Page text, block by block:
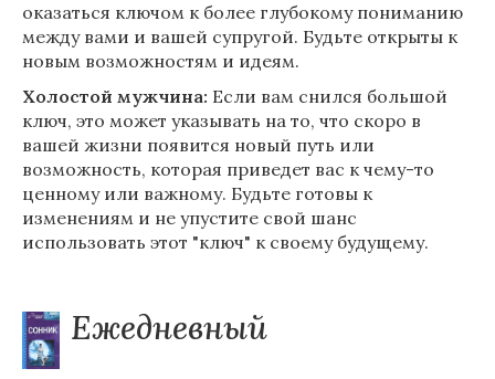
оказаться ключом к более глубокому пониманию
между вами и вашей супругой. Будьте открыты к
новым возможностям и идеям.
Холостой мужчина: Если вам снился большой
ключ, это может указывать на то, что скоро в
вашей жизни появится новый путь или
возможность, которая приведет вас к чему-то
ценному или важному. Будьте готовы к
изменениям и не упустите свой шанс
использовать этот "ключ" к своему будущему.
Ежедневный